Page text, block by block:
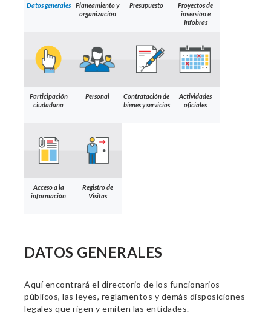
Datos generales
Planeamiento y
organización
Presupuesto
Proyectos de
inversión e
Infobras
Participación
ciudadana
Personal
Contratación de
bienes y servicios
Actividades
oficiales
Acceso a la
información
Registro de
Visitas
DATOS GENERALES
Aquí encontrará el directorio de los funcionarios
públicos, las leyes, reglamentos y demás disposiciones
legales que rigen y emiten las entidades.